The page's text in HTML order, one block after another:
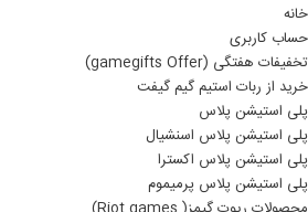
خانه
حساب کاربری
تخفیفات هفتگی (gamegifts Offer)
خرید از ربات استیم گیم گیفت
پلی استیشن پلاس
پلی استیشن پلاس اسنشیال
پلی استیشن پلاس اکسترا
پلی استیشن پلاس پرمیموم